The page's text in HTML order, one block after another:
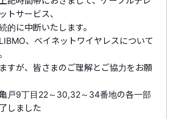
トサービス、
に中断いたします。
、ベイネットワイヤレスについて
すが、皆さまのご理解とご協力をお願
亀戸9丁目22～30,32～34番地の各一部
しました